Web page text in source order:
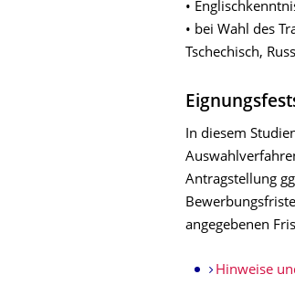
•
• bei Wahl des
Tschechisch,
In diesem
Antragstellung
angegebenen
Hinweise